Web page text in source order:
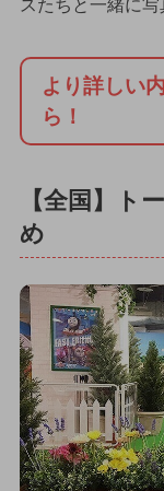
スたちと一緒に
より詳しい
ら！
【全国】ト
め